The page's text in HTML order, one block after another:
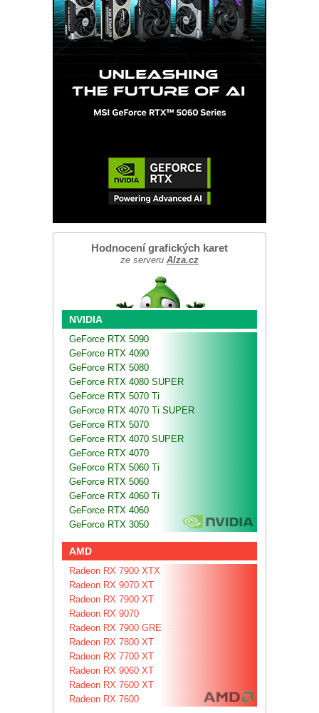
Hodnocení grafických karet
ze serveru Alza.cz
NVIDIA
GeForce RTX 5090
GeForce RTX 4090
GeForce RTX 5080
GeForce RTX 4080 SUPER
GeForce RTX 5070 Ti
GeForce RTX 4070 Ti SUPER
GeForce RTX 5070
GeForce RTX 4070 SUPER
GeForce RTX 4070
GeForce RTX 5060 Ti
GeForce RTX 5060
GeForce RTX 4060 Ti
GeForce RTX 4060
GeForce RTX 3050
AMD
Radeon RX 7900 XTX
Radeon RX 9070 XT
Radeon RX 7900 XT
Radeon RX 9070
Radeon RX 7900 GRE
Radeon RX 7800 XT
Radeon RX 7700 XT
Radeon RX 9060 XT
Radeon RX 7600 XT
Radeon RX 7600